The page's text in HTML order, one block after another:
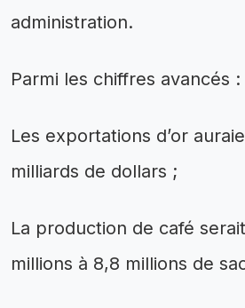
administration.
Parmi les chiffres avancés :
Les exportations d’or
milliards de dollars ;
La production de café
millions à 8,8 millions de